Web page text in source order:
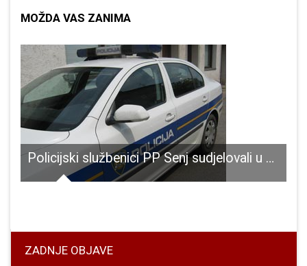
MOŽDA VAS ZANIMA
Policijski službenici PP Senj sudjelovali u uhićenju petorke koja je osumnjičena za provale u bankomate
ZADNJE OBJAVE